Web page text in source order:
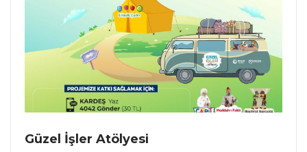
Güzel İşler Atölyesi